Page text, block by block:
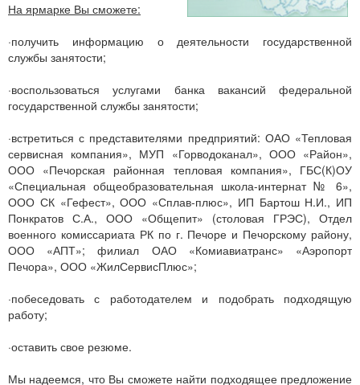
На ярмарке Вы сможете:
·получить информацию о деятельности государственной
службы занятости;
·воспользоваться услугами банка вакансий федеральной
государственной службы занятости;
·встретиться с представителями предприятий: ОАО «Тепловая
сервисная компания», МУП «Горводоканал», ООО «Район»,
ООО «Печорская районная тепловая компания», ГБС(К)ОУ
«Специальная общеобразовательная школа-интернат № 6»,
ООО СК «Гефест», ООО «Сплав-плюс», ИП Бартош Н.И., ИП
Понкратов С.А., ООО «Общепит» (столовая ГРЭС), Отдел
военного комиссариата РК по г. Печоре и Печорскому району,
ООО «АПТ»; филиал ОАО «Комиавиатранс» «Аэропорт
Печора», ООО «ЖилСервисПлюс»;
·побеседовать с работодателем и подобрать подходящую
работу;
·оставить свое резюме.
Мы надеемся, что Вы сможете найти подходящее предложение